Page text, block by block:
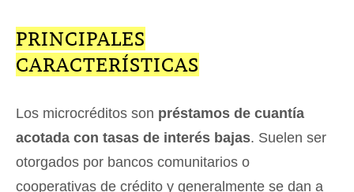
PRINCIPALES
CARACTERÍSTICAS
Los microcréditos son préstamos de cuantía
acotada con tasas de interés bajas. Suelen ser
otorgados por bancos comunitarios o
cooperativas de crédito y generalmente se dan a